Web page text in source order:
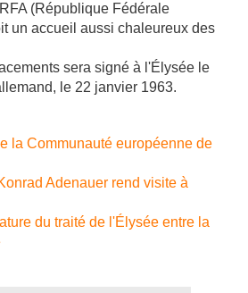
(République Fédérale
un accueil aussi chaleureux des
sera signé à l'Élysée le
le 22 janvier 1963.
la Communauté européenne de
Adenauer rend visite à
du traité de l'Élysée entre la